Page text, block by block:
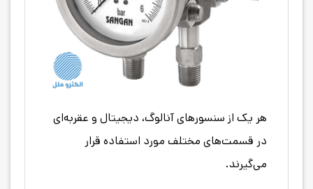
هر یک از سنسورهای آنالوگ، دیجیتال و عقربه‌ای
در قسمت‌های مختلف مورد استفاده قرار
می‌گیرند.